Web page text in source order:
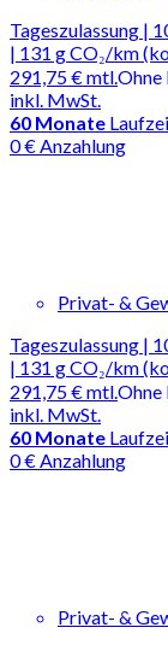
Tageszulassung |
| 131 g CO₂/km
291,75 €mtl.
inkl. MwSt.
Ohne
60 Monate
0 € Anzahlung
Privat- &
Tageszulassung |
| 131 g CO₂/km
291,75 €mtl.
inkl. MwSt.
Ohne
60 Monate
0 € Anzahlung
Privat- &